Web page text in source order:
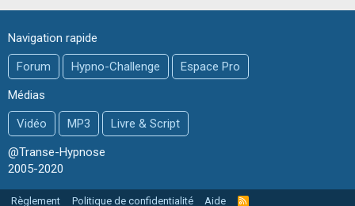
Navigation rapide
Forum
Hypno-Challenge
Espace Pro
Médias
Vidéo
MP3
Livre & Script
@Transe-Hypnose
2005-2020
Règlement Politique de confidentialité Aide R